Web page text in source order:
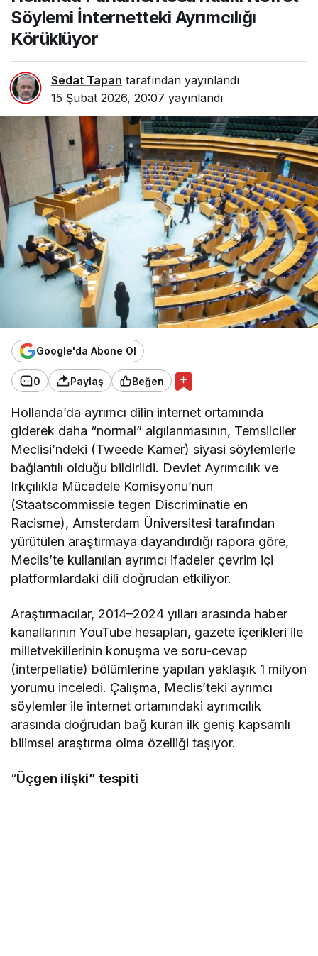
İnternetteki Ayrımcılığı
Körüklüyor
Söylemi İnternetteki Ayrımcılığı
Körüklüyor
Sedat Tapan tarafından yayınlandı
15 Şubat 2026, 20:07 yayınlandı
Google'da Abone Ol
0 Paylaş Beğen
Hollanda’da ayrımcı dilin internet ortamında
giderek daha “normal” algılanmasının, Temsilciler
Meclisi’ndeki (Tweede Kamer) siyasi söylemlerle
bağlantılı olduğu bildirildi. Devlet Ayrımcılık ve
Irkçılıkla Mücadele Komisyonu’nun
(Staatscommissie tegen Discriminatie en
Racisme), Amsterdam Üniversitesi tarafından
yürütülen araştırmaya dayandırdığı rapora göre,
Meclis’te kullanılan ayrımcı ifadeler çevrim içi
platformlardaki dili doğrudan etkiliyor.
Araştırmacılar, 2014–2024 yılları arasında haber
kanallarının YouTube hesapları, gazete içerikleri ile
milletvekillerinin konuşma ve soru-cevap
(interpellatie) bölümlerine yapılan yaklaşık 1 milyon
yorumu inceledi. Çalışma, Meclis’teki ayrımcı
söylemler ile internet ortamındaki ayrımcılık
arasında doğrudan bağ kuran ilk geniş kapsamlı
bilimsel araştırma olma özelliği taşıyor.
“Üçgen ilişki” tespiti